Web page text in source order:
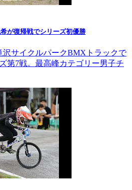
が復帰戦でシリーズ初優勝
沢サイクルパークBMXトラックで
第7戦。最高峰カテゴリー男子チ